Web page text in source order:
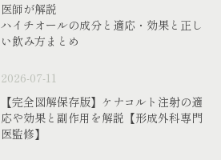
医師が解説
ハイチオールの成分と適応・効果と正し
い飲み方まとめ
2026-07-11
【完全図解保存版】ケナコルト注射の適
応や効果と副作用を解説【形成外科専門
医監修】